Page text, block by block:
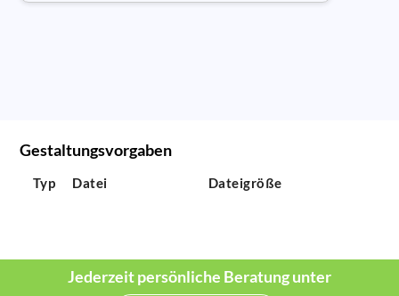
Gestaltungsvorgaben
Typ Datei Dateigröße
Jederzeit persönliche Beratung unter